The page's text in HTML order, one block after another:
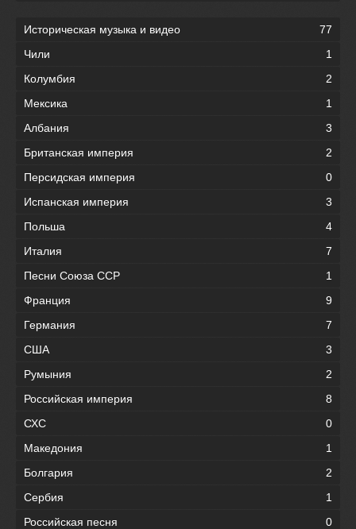
Историческая музыка и видео
77
Чили
1
Колумбия
2
Мексика
1
Албания
3
Британская империя
2
Персидская империя
0
Испанская империя
3
Польша
4
Италия
7
Песни Союза ССР
1
Франция
9
Германия
7
США
3
Румыния
2
Российская империя
8
СХС
0
Македония
1
Болгария
2
Сербия
1
Российская песня
0